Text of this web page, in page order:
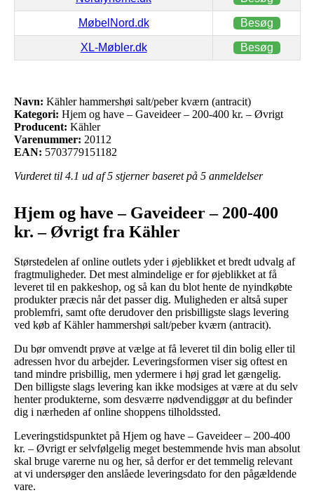
MøbelNord.dk Besøg
XL-Møbler.dk Besøg
Navn: Kähler hammershøi salt/peber kværn (antracit)
Kategori: Hjem og have – Gaveideer – 200-400 kr. – Øvrigt
Producent: Kähler
Varenummer: 20112
EAN: 5703779151182
Vurderet til 4.1 ud af 5 stjerner baseret på 5 anmeldelser
Hjem og have – Gaveideer – 200-400
kr. – Øvrigt fra Kähler
Størstedelen af online outlets yder i øjeblikket et bredt udvalg af
fragtmuligheder. Det mest almindelige er for øjeblikket at få
leveret til en pakkeshop, og så kan du blot hente de nyindkøbte
produkter præcis når det passer dig. Muligheden er altså super
problemfri, samt ofte derudover den prisbilligste slags levering
ved køb af Kähler hammershøi salt/peber kværn (antracit).
Du bør omvendt prøve at vælge at få leveret til din bolig eller til
adressen hvor du arbejder. Leveringsformen viser sig oftest en
tand mindre prisbillig, men ydermere i høj grad let gængelig.
Den billigste slags levering kan ikke modsiges at være at du selv
henter produkterne, som desværre nødvendiggør at du befinder
dig i nærheden af online shoppens tilholdssted.
Leveringstidspunktet på Hjem og have – Gaveideer – 200-400
kr. – Øvrigt er selvfølgelig meget bestemmende hvis man absolut
skal bruge varerne nu og her, så derfor er det temmelig relevant
at vi undersøger den anslåede leveringsdato for den pågældende
vare.